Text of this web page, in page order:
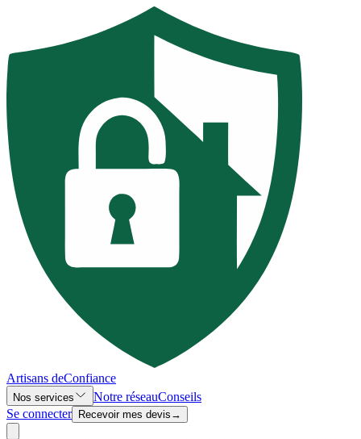
Artisans deConfiance
Nos services Notre réseauConseils
Se connecter
Recevoir mes devis →